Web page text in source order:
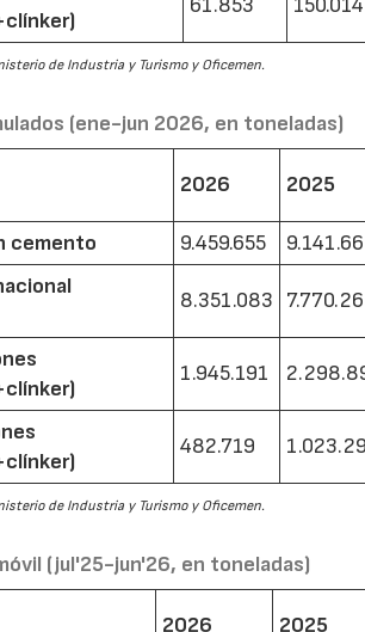
de Industria y Turismo y Oficemen.
(ene-jun 2026, en toneladas)
2026 2025
cemento 9.459.655
8.351.083
1.945.191
482.719
de Industria y Turismo y Oficemen.
(jul'25-jun'26, en toneladas)
2026 2025